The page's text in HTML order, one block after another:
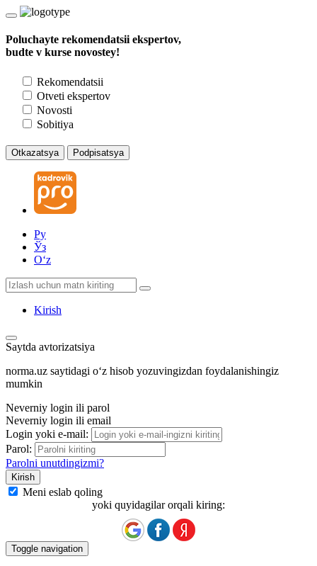
Poluchayte rekomendatsii ekspertov,
budte v kurse novostey!
Rekomendatsii
Otveti ekspertov
Novosti
Sobitiya
Otkazatsya Podpisatsya
Ру
Ўз
Oʻz
Kirish
Saytda avtorizatsiya
norma.uz saytidagi oʻz hisob yozuvingizdan foydalanishingiz
mumkin
Neverniy login ili parol
Neverniy login ili email
Login yoki e-mail:
Parol:
Parolni unutdingizmi?
Meni eslab qoling
yoki quyidagilar orqali kiring:
Toggle navigation